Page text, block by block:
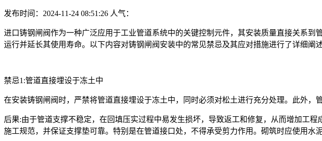
发布时间：2024-11-24 08:51:26 人气：
进口铸钢闸阀作为一种广泛应用于工业管道系统中的关键控制元件，其安装质量直接关系
运行并延长其使用寿命。以下内容对铸钢闸阀安装中的常见禁忌及其应对措施进行了详细阐述
禁忌1:管道直接埋设于冻土中
在安装铸钢闸阀时，严禁将管道直接埋设于冻土中，同时必须对松土进行充分处理。此外，
后果:由于管道支撑不稳定，在回填压实过程中易发生损坏，导致返工和修复，从而增加工
施工规范，并保证支撑垫可靠。特别是在管道接口处，不得承受剪力作用。砌筑时应使用水